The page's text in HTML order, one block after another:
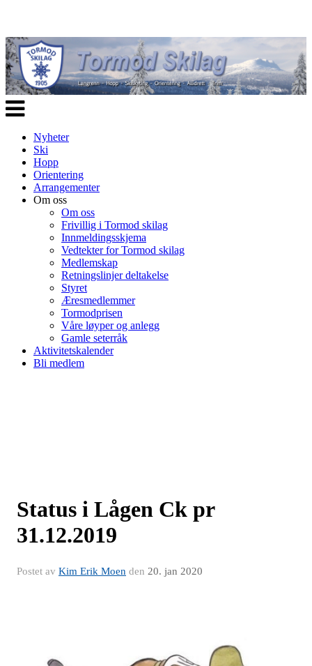
Veksle
navigasjon
Nyheter
Ski
Hopp
Orientering
Arrangementer
Om oss
Om oss
Frivillig i Tormod skilag
Innmeldingsskjema
Vedtekter for Tormod skilag
Medlemskap
Retningslinjer deltakelse
Styret
Æresmedlemmer
Tormodprisen
Våre løyper og anlegg
Gamle seterråk
Aktivitetskalender
Bli medlem
Status i Lågen Ck pr
31.12.2019
Postet av Kim Erik Moen den 20. jan 2020